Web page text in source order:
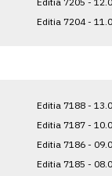
Editia 7204 -
Editia 7188 -
Editia 7187 -
Editia 7186 -
Editia 7185 -